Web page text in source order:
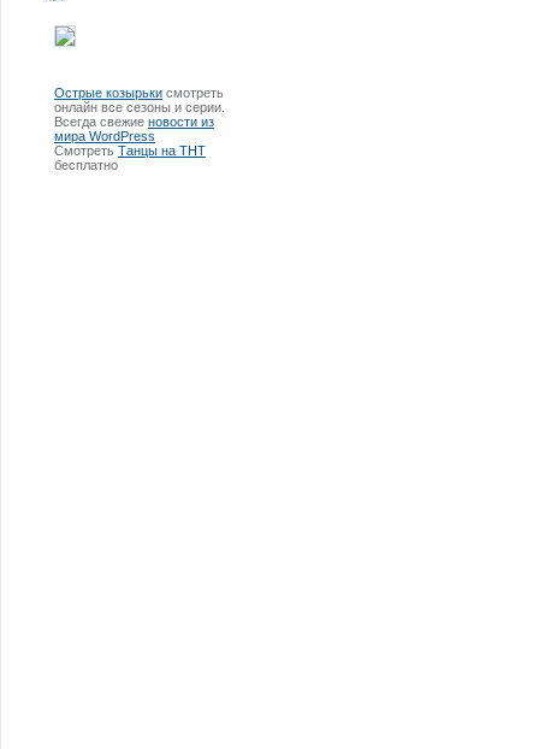
Острые козырьки смотреть
онлайн все сезоны и серии.
Всегда свежие новости из
мира WordPress
Смотреть Танцы на ТНТ
бесплатно